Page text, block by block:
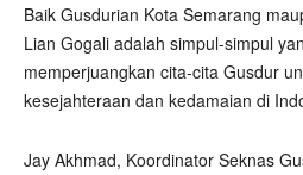
Baik Gusdurian Kota Semarang
Lian Gogali adalah simpul-simpul
memperjuangkan cita-cita Gusdur
kesejahteraan dan kedamaian di
Jay Akhmad, Koordinator Seknas